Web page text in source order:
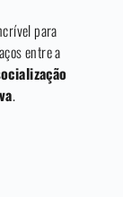
para
entre a
.